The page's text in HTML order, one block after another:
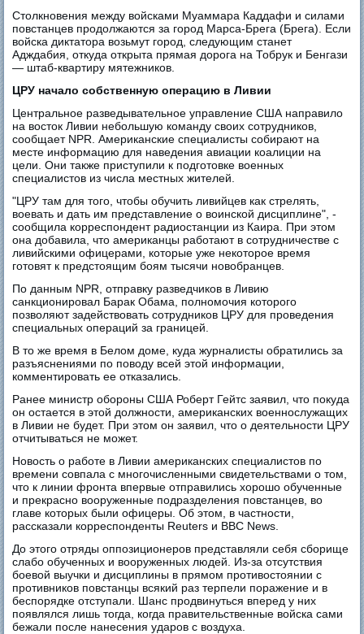
Столкновения между войсками Муаммара Каддафи и силами
повстанцев продолжаются за город Марса-Брега (Брега). Если
войска диктатора возьмут город, следующим станет
Адждабия, откуда открыта прямая дорога на Тобрук и Бенгази
— штаб-квартиру мятежников.
ЦРУ начало собственную операцию в Ливии
Центральное разведывательное управление США направило
на восток Ливии небольшую команду своих сотрудников,
сообщает NPR. Американские специалисты собирают на
месте информацию для наведения авиации коалиции на
цели. Они также приступили к подготовке военных
специалистов из числа местных жителей.
"ЦРУ там для того, чтобы обучить ливийцев как стрелять,
воевать и дать им представление о воинской дисциплине", -
сообщила корреспондент радиостанции из Каира. При этом
она добавила, что американцы работают в сотрудничестве с
ливийскими офицерами, которые уже некоторое время
готовят к предстоящим боям тысячи новобранцев.
По данным NPR, отправку разведчиков в Ливию
санкционировал Барак Обама, полномочия которого
позволяют задействовать сотрудников ЦРУ для проведения
специальных операций за границей.
В то же время в Белом доме, куда журналисты обратились за
разъяснениями по поводу всей этой информации,
комментировать ее отказались.
Ранее министр обороны США Роберт Гейтс заявил, что покуда
он остается в этой должности, американских военнослужащих
в Ливии не будет. При этом он заявил, что о деятельности ЦРУ
отчитываться не может.
Новость о работе в Ливии американских специалистов по
времени совпала с многочисленными свидетельствами о том,
что к линии фронта впервые отправились хорошо обученные
и прекрасно вооруженные подразделения повстанцев, во
главе которых были офицеры. Об этом, в частности,
рассказали корреспонденты Reuters и BBC News.
До этого отряды оппозиционеров представляли себя сборище
слабо обученных и вооруженных людей. Из-за отсутствия
боевой выучки и дисциплины в прямом противостоянии с
противников повстанцы всякий раз терпели поражение и в
беспорядке отступали. Шанс продвинуться вперед у них
появлялся лишь тогда, когда правительственные войска сами
бежали после нанесения ударов с воздуха.